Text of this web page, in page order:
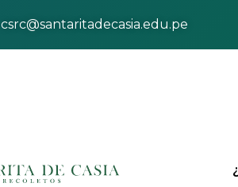
csrc@santaritadecasia.edu.pe